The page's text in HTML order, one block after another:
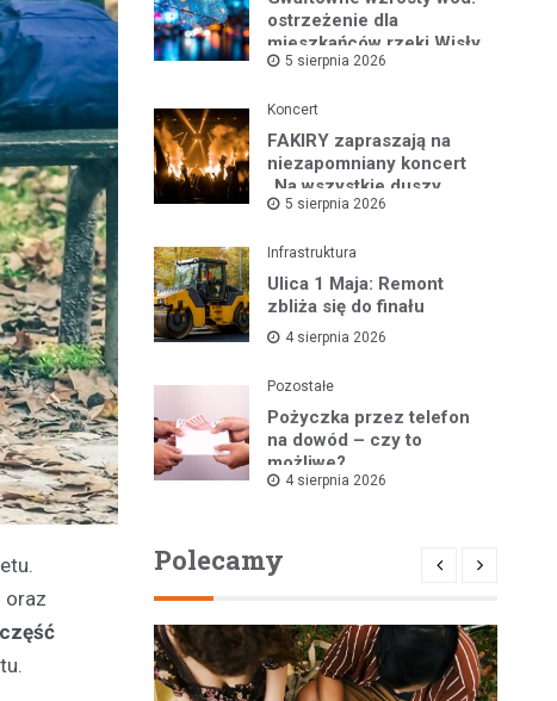
oraz
ostrzeżenie dla
mieszkańców rzeki Wisły
i okolic
5 sierpnia 2026
Koncert
FAKIRY zapraszają na
niezapomniany koncert
„Na wszystkie duszy
nastroje”
5 sierpnia 2026
Infrastruktura
Ulica 1 Maja: Remont
zbliża się do finału
4 sierpnia 2026
Pozostałe
Pożyczka przez telefon
na dowód – czy to
możliwe?
4 sierpnia 2026
Polecamy